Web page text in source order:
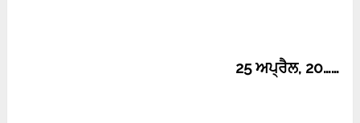
25ਅਪ੍ਰੈਲ, 20……